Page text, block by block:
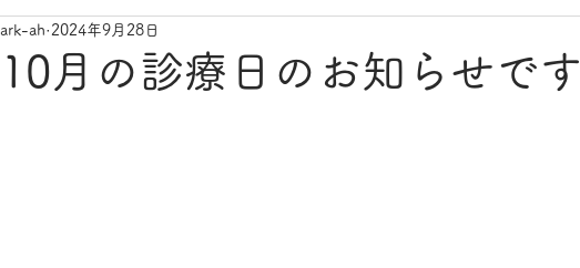
10月の診療日のお知らせです
ark-ah 2024年9月28日